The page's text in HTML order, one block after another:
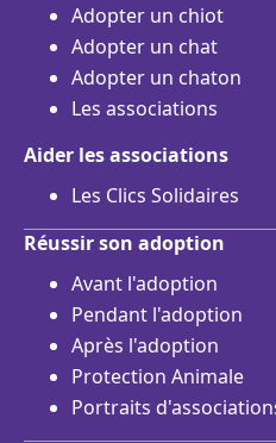
Adopter un chiot
Adopter un chat
Adopter un chaton
Les associations
Aider les associations
Les Clics Solidaires
Réussir son adoption
Avant l'adoption
Pendant l'adoption
Après l'adoption
Protection Animale
Portraits